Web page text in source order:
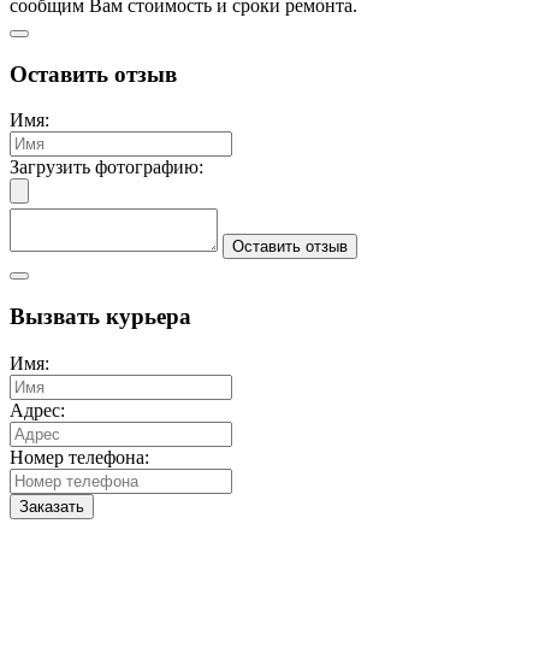
сообщим Вам стоимость и сроки ремонта.
Оставить отзыв
Имя:
Загрузить фотографию:
Оставить отзыв
Вызвать курьера
Имя:
Адрес:
Номер телефона:
Заказать